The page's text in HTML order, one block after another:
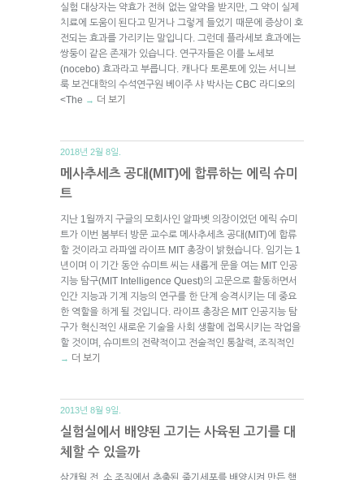
실험 대상자는 약효가 전혀 없는 알약을 받지만, 그 약이 실제
치료에 도움이 된다고 믿거나 그렇게 들었기 때문에 증상이 호
전되는 효과를 가리키는 말입니다. 그런데 플라세보 효과에는
쌍둥이 같은 존재가 있습니다. 연구자들은 이를 노세보
(nocebo) 효과라고 부릅니다. 캐나다 토론토에 있는 서니브
룩 보건대학의 수석연구원 베이주 샤 박사는 CBC 라디오의
<The → 더 보기
2018년 2월 8일.
메사추세츠 공대(MIT)에 합류하는 에릭 슈미
트
지난 1월까지 구글의 모회사인 알파벳 의장이었던 에릭 슈미
트가 이번 봄부터 방문 교수로 메사추세츠 공대(MIT)에 합류
할 것이라고 라파엘 라이프 MIT 총장이 밝혔습니다. 임기는 1
년이며 이 기간 동안 슈미트 씨는 새롭게 문을 여는 MIT 인공
지능 탐구(MIT Intelligence Quest)의 고문으로 활동하면서
인간 지능과 기계 지능의 연구를 한 단계 승격시키는 데 중요
한 역할을 하게 될 것입니다. 라이프 총장은 MIT 인공지능 탐
구가 혁신적인 새로운 기술을 사회 생활에 접목시키는 작업을
할 것이며, 슈미트의 전략적이고 전술적인 통찰력, 조직적인
→ 더 보기
2013년 8월 9일.
실험실에서 배양된 고기는 사육된 고기를 대
체할 수 있을까
삼개월 전, 소 조직에서 추출된 줄기세포를 배양시켜 만든 햄